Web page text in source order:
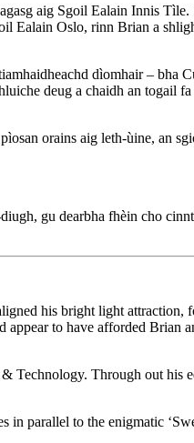
aig Sgoil Ealain Innis
Ealain Oslo, rinn Brian a
dìomhair – bha
deug a chaidh an togail
orains aig leth-ùine, an
gu dearbha fhèin cho
his bright light attraction,
to have afforded Brian
Through out his
parallel to the enigmatic